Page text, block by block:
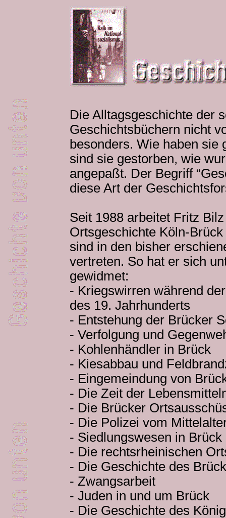
Die Alltagsgeschichte der
Geschichtsbüchern nicht
besonders. Wie haben sie
sind sie gestorben, wie
angepaßt. Der Begriff
diese Art der
Seit 1988 arbeitet Fritz
Ortsgeschichte Köln-
sind in den bisher
vertreten. So hat er sich
gewidmet:
- Kriegswirren während
des 19. Jahrhunderts
- Entstehung der Brücker
- Verfolgung und
- Kohlenhändler in Brück
- Kiesabbau und
- Eingemeindung von
- Die Zeit der
- Die Brücker
- Die Polizei vom
- Siedlungswesen in Brück
- Die rechtsrheinischen
- Die Geschichte des
- Zwangsarbeit
- Juden in und um Brück
- Die Geschichte des